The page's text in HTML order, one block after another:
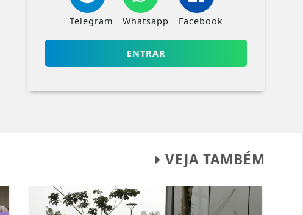
Telegram Whatsapp Facebook
ENTRAR
VEJA TAMBÉM